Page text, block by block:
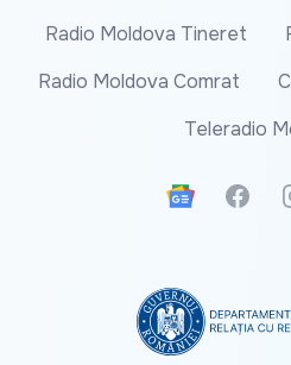
Radio Moldova Tineret
Radio Moldova Comrat
Teleradio
Google News